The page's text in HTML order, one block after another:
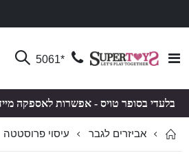
Toggle
*5061
בלעדי בסופר טויס - אפשרות לאספקה
אביזרים לגבר עיסוי פרוסטטה